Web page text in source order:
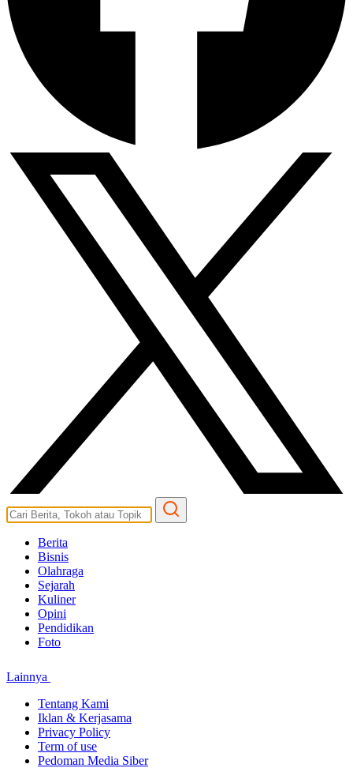
Berita
Bisnis
Olahraga
Sejarah
Kuliner
Opini
Pendidikan
Foto
Lainnya
Tentang Kami
Iklan & Kerjasama
Privacy Policy
Term of use
Pedoman Media Siber